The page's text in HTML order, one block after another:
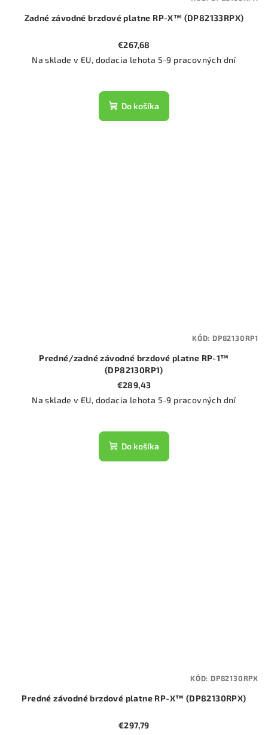
Zadné závodné brzdové platne RP-X™ (DP82133RPX)
€267,68
Na sklade v EU, dodacia lehota 5-9 pracovných dní
Do košíka
Predné/zadné závodné brzdové platne RP-1™
(DP82130RP1)
€289,43
Na sklade v EU, dodacia lehota 5-9 pracovných dní
Do košíka
KÓD: DP82130RP1
Predné závodné brzdové platne RP-X™ (DP82130RPX)
€297,79
KÓD: DP82130RPX